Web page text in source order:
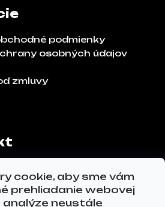
cookie, aby sme vám
prehliadanie webovej
neustále
podmienky
osobných údajov
zmluvy
271 302